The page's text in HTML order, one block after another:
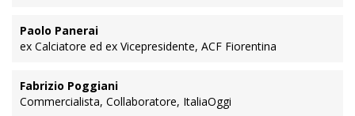
Paolo Panerai
ex Calciatore ed ex Vicepresidente, ACF Fiorentina
Fabrizio Poggiani
Commercialista, Collaboratore, ItaliaOggi